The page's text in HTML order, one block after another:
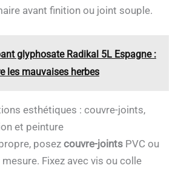
avant finition ou joint souple.
glyphosate Radikal 5L Espagne :
les mauvaises herbes
esthétiques : couvre-joints,
et peinture
posez couvre-joints PVC ou
Fixez avec vis ou colle